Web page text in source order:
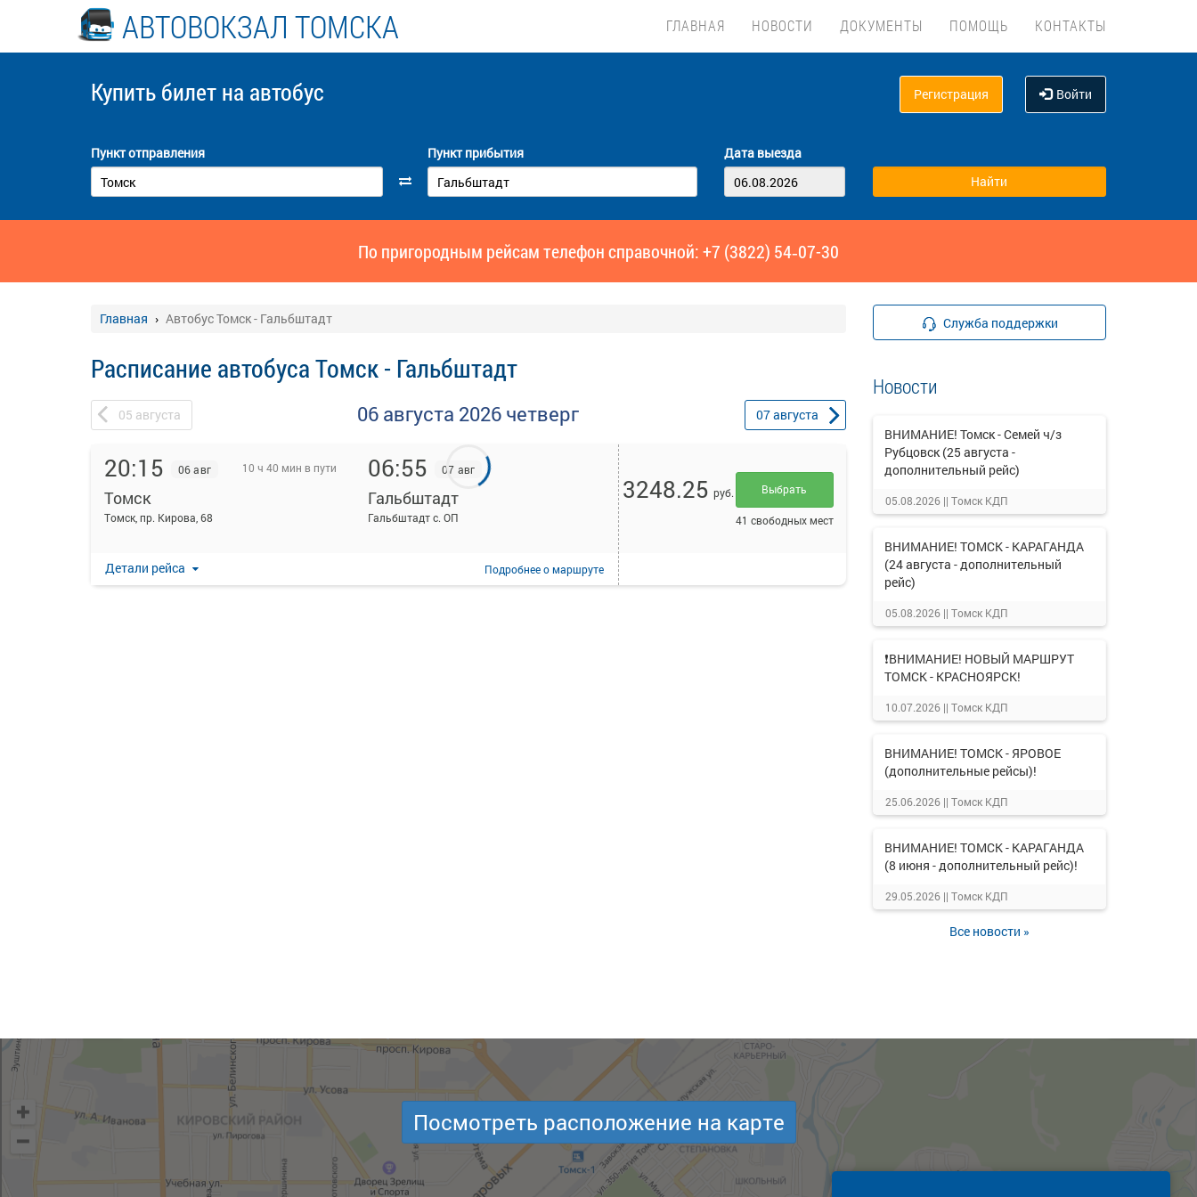
АВТОВОКЗАЛ ТОМСКА ГЛАВНАЯ НОВОСТИ ДОКУМЕНТЫ ПОМОЩЬ КОНТАКТЫ
Купить билет на автобус Регистрация Войти
Пункт отправления Пункт прибытия Дата выезда
По пригородным рейсам телефон справочной: +7 (3822) 54‑07-30
Главная Автобус Томск - Гальбштадт
Расписание автобуса Томск - Гальбштадт
05 августа 06 августа 2026 четверг 07августа
20:15 06 авг 10 ч 40 мин в пути
Томск
Томск, пр. Кирова, 68
06:55 07 авг
Гальбштадт
Гальбштадт с. ОП
Детали рейса Подробнеео маршруте
3248.25 руб. Выбрать
41 свободных мест
Служба поддержки
Новости
ВНИМАНИЕ! Томск - Семей ч/з
Рубцовск (25 августа -
дополнительный рейс)
05.08.2026 || Томск КДП
ВНИМАНИЕ! ТОМСК - КАРАГАНДА
(24 августа - дополнительный
рейс)
05.08.2026 || Томск КДП
❗ВНИМАНИЕ! НОВЫЙ МАРШРУТ
ТОМСК - КРАСНОЯРСК!
10.07.2026 || Томск КДП
ВНИМАНИЕ! ТОМСК - ЯРОВОЕ
(дополнительные рейсы)!
25.06.2026 || Томск КДП
ВНИМАНИЕ! ТОМСК - КАРАГАНДА
(8 июня - дополнительный рейс)!
29.05.2026 || Томск КДП
Все новости »
Посмотреть расположение на карте